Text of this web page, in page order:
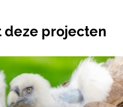
deze projecten